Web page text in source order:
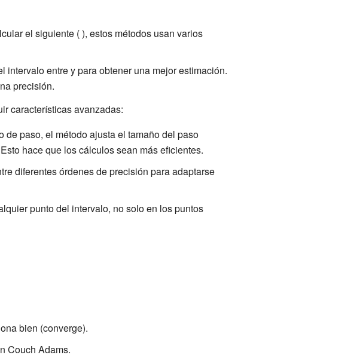
el siguiente (), estos métodos usan varios
intervalo entreypara obtener una mejor estimación.
precisión.
características avanzadas:
de paso, el método ajusta el tamaño del paso
hace que los cálculos sean más eficientes.
diferentes órdenes de precisión para adaptarse
punto del intervalo, no solo en los puntos
bien (converge).
Couch Adams.